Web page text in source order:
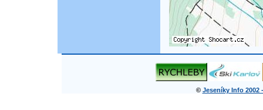
© Jeseníky Info 2002